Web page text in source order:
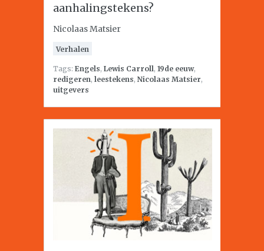
aanhalingstekens?
Nicolaas Matsier
Verhalen
Tags: Engels, Lewis Carroll, 19de eeuw,
redigeren, leestekens, Nicolaas Matsier,
uitgevers